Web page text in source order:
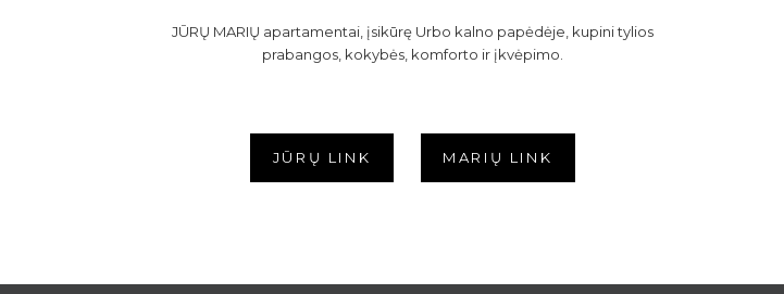
JŪRŲ MARIŲ apartamentai, įsikūrę Urbo kalno papėdėje, kupini tylios
prabangos, kokybės, komforto ir įkvėpimo.
JŪRŲ LINK MARIŲ LINK